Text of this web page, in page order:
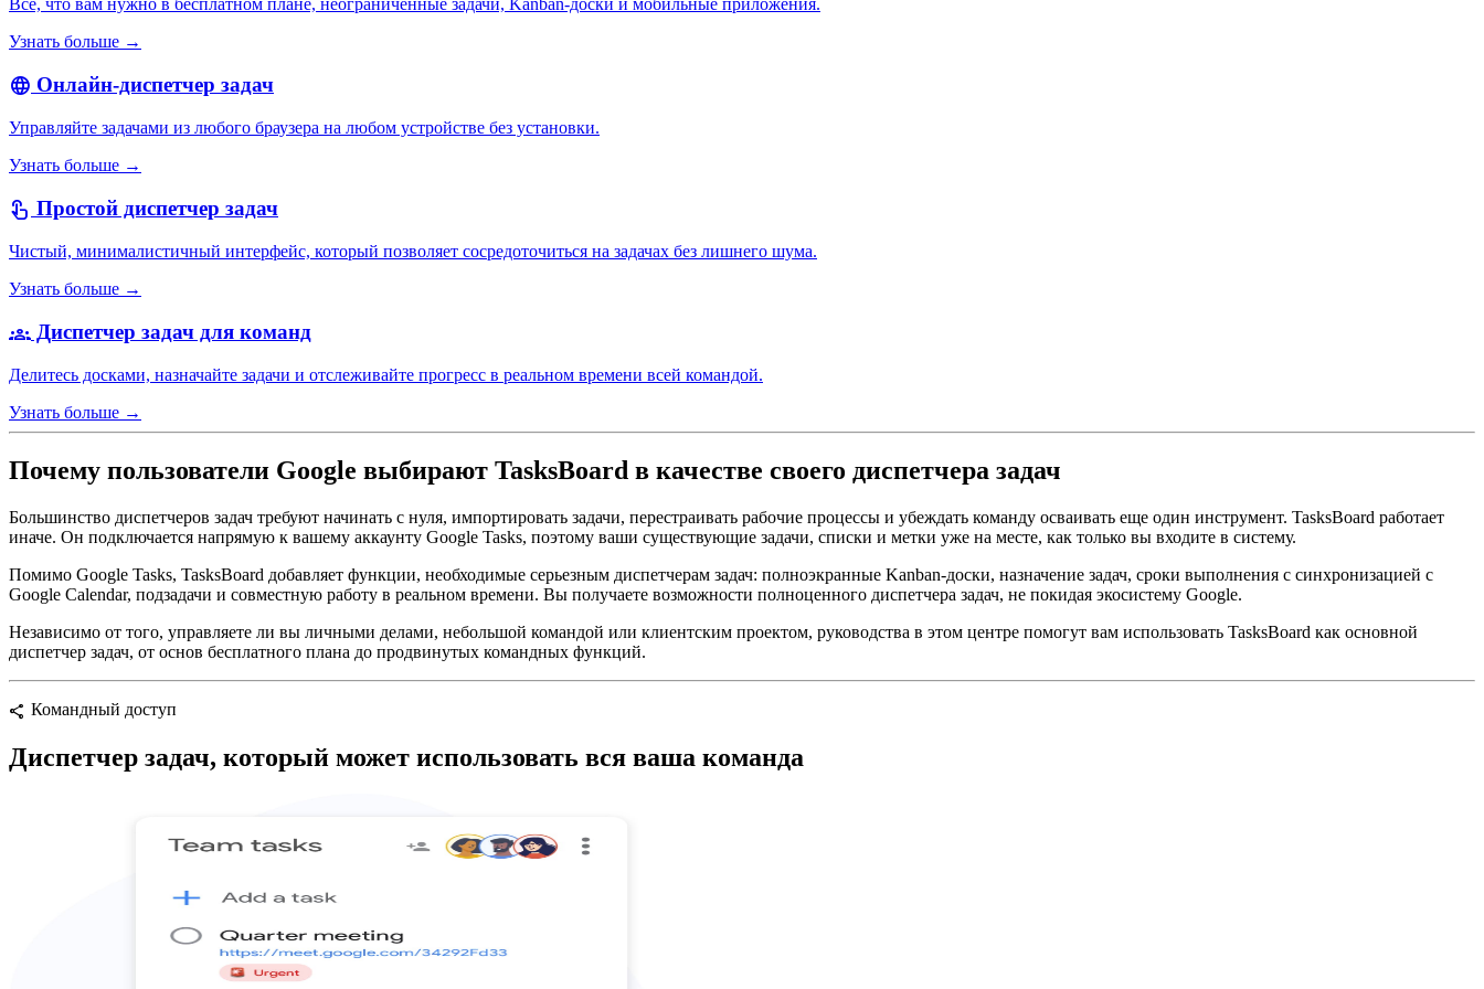
Все, что вам нужно в бесплатном плане, неограниченные задачи, Kanban-доски и мобильные приложения.
Узнать больше →
language Онлайн-диспетчер задач
Управляйте задачами из любого браузера на любом устройстве без установки.
Узнать больше →
touch_app Простой диспетчер задач
Чистый, минималистичный интерфейс, который позволяет сосредоточиться на задачах без лишнего шума.
Узнать больше →
groups Диспетчер задач для команд
Делитесь досками, назначайте задачи и отслеживайте прогресс в реальном времени всей командой.
Узнать больше →
Почему пользователи Google выбирают TasksBoard в качестве своего диспетчера задач
Большинство диспетчеров задач требуют начинать с нуля, импортировать задачи, перестраивать рабочие процессы и убеждать команду осваивать еще один инструмент. TasksBoard работает
иначе. Он подключается напрямую к вашему аккаунту Google Tasks, поэтому ваши существующие задачи, списки и метки уже на месте, как только вы входите в систему.
Помимо Google Tasks, TasksBoard добавляет функции, необходимые серьезным диспетчерам задач: полноэкранные Kanban-доски, назначение задач, сроки выполнения с синхронизацией с
Google Calendar, подзадачи и совместную работу в реальном времени. Вы получаете возможности полноценного диспетчера задач, не покидая экосистему Google.
Независимо от того, управляете ли вы личными делами, небольшой командой или клиентским проектом, руководства в этом центре помогут вам использовать TasksBoard как основной
диспетчер задач, от основ бесплатного плана до продвинутых командных функций.
share Командный доступ
Диспетчер задач, который может использовать вся ваша команда